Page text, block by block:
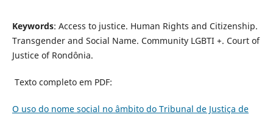
Keywords: Access to justice. Human Rights and Citizenship.
Transgender and Social Name. Community LGBTI +. Court of
Justice of Rondônia.
Texto completo em PDF:
O uso do nome social no âmbito do Tribunal de Justiça de